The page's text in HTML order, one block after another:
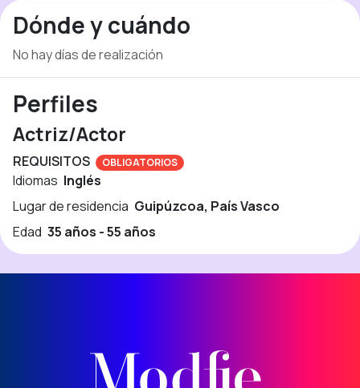
Dónde y cuándo
No hay días de realización
Perfiles
Actriz/Actor
REQUISITOS OBLIGATORIOS
Idiomas Inglés
Lugar de residencia Guipúzcoa, País Vasco
Edad 35 años - 55 años